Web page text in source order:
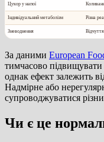
Цукор у напої
Індивідуальний метаболізм Різна
Зневоднення
За даними European
тимчасово
однак ефект залежить
Надмірне або
супроводжуватися
Чи є це